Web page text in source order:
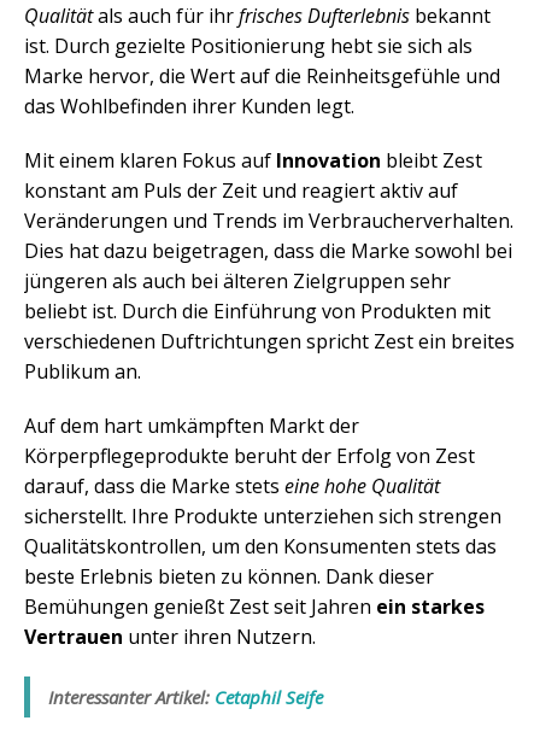
Qualitätals auch für ihrfrisches Dufterlebnis bekannt
ist. Durch gezielte Positionierung hebt sie sich als
Marke hervor, die Wert auf die Reinheitsgefühle und
das Wohlbefinden ihrer Kunden legt.
Mit einem klaren Fokus auf Innovation bleibt Zest
konstant am Puls der Zeit und reagiert aktiv auf
Veränderungen und Trends im Verbraucherverhalten.
Dies hat dazu beigetragen, dass die Marke sowohl bei
jüngeren als auch bei älteren Zielgruppen sehr
beliebt ist. Durch die Einführung von Produkten mit
verschiedenen Duftrichtungen spricht Zest ein breites
Publikum an.
Auf dem hart umkämpften Markt der
Körperpflegeprodukte beruht der Erfolg von Zest
darauf, dass die Marke stets eine hohe Qualität
sicherstellt. Ihre Produkte unterziehen sich strengen
Qualitätskontrollen, um den Konsumenten stets das
beste Erlebnis bieten zu können. Dank dieser
Bemühungen genießt Zest seit Jahren ein starkes
Vertrauen unter ihren Nutzern.
Interessanter Artikel: Cetaphil Seife